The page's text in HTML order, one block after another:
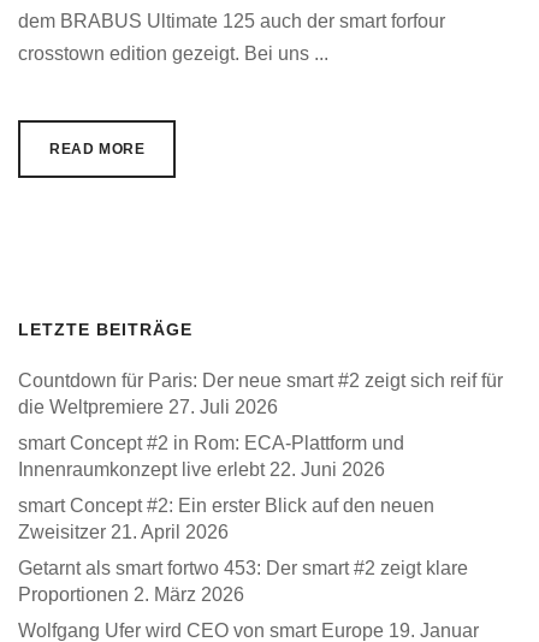
dem BRABUS Ultimate 125 auch der smart forfour
crosstown edition gezeigt. Bei uns ...
READ MORE
LETZTE BEITRÄGE
Countdown für Paris: Der neue smart #2 zeigt sich reif für
die Weltpremiere 27. Juli 2026
smart Concept #2 in Rom: ECA-Plattform und
Innenraumkonzept live erlebt 22. Juni 2026
smart Concept #2: Ein erster Blick auf den neuen
Zweisitzer 21. April 2026
Getarnt als smart fortwo 453: Der smart #2 zeigt klare
Proportionen 2. März 2026
Wolfgang Ufer wird CEO von smart Europe 19. Januar